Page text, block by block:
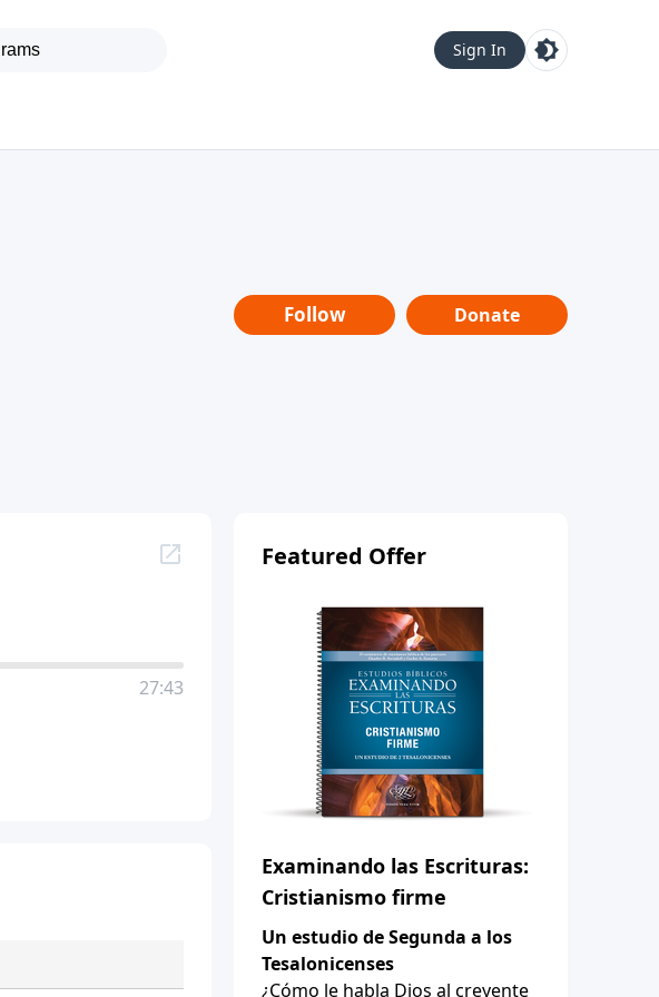
Sign In
Follow Donate
27:43
Featured Offer
Examinando las Escrituras:
Cristianismo firme
Un estudio de Segunda a los
Tesalonicenses
¿Cómo le habla Dios al creyente